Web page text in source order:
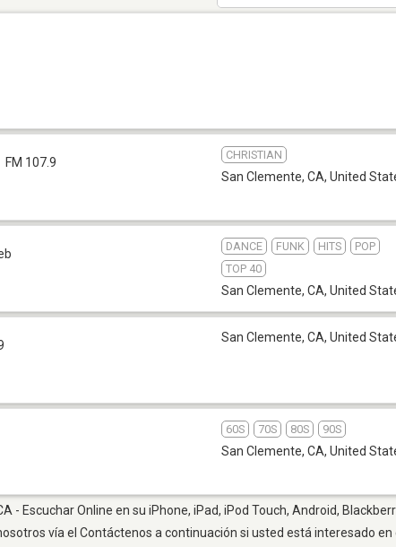
FM 107.9
CHRISTIAN
San Clemente, CA, United
DANCE FUNK HITS
POP
TOP 40
San Clemente, CA, United
San Clemente, CA, United
60S 70S 80S 90S
San Clemente, CA, United
- Escuchar Online en su iPhone, iPad, iPod Touch, Android,
vía el Contáctenos a continuación si usted está interesado